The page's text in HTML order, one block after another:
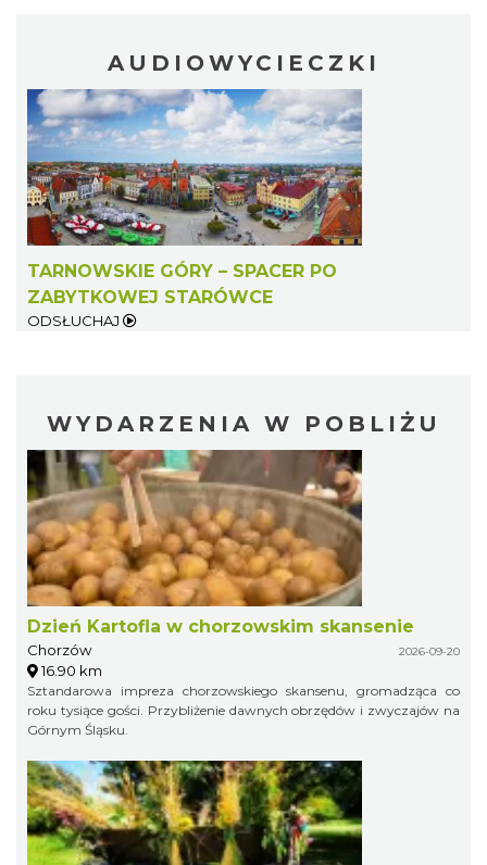
AUDIOWYCIECZKI
TARNOWSKIE GÓRY – SPACER PO
ZABYTKOWEJ STARÓWCE
ODSŁUCHAJ
WYDARZENIA W POBLIŻU
Dzień Kartofla w chorzowskim skansenie
Chorzów 2026-09-20
16.90 km
Sztandarowa impreza chorzowskiego skansenu, gromadząca co
roku tysiące gości. Przybliżenie dawnych obrzędów i zwyczajów na
Górnym Śląsku.